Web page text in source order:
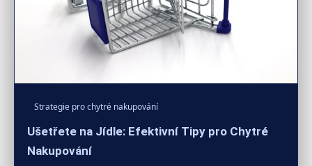
Strategie pro chytré nakupování
Ušetřete na Jídle: Efektivní Tipy pro Chytré
Nakupování